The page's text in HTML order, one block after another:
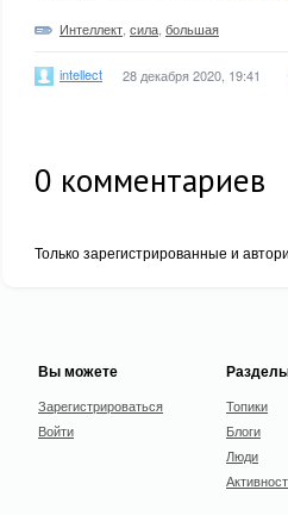
Интеллект сила большая
intellect 28 декабря 2020, 19:41
0 комментариев
Только зарегистрированные и
Вы можете
Зарегистрироваться
Войти
Топики
Блоги
Люди